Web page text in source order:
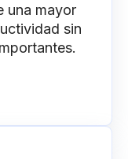
una mayor
sin